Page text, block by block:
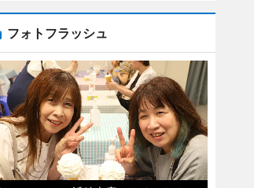
フォトフラッシュ